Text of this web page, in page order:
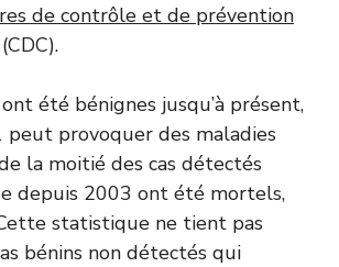
de contrôle et de prévention
(CDC).
été bénignes jusqu’à présent,
peut provoquer des maladies
la moitié des cas détectés
depuis 2003 ont été mortels,
statistique ne tient pas
bénins non détectés qui